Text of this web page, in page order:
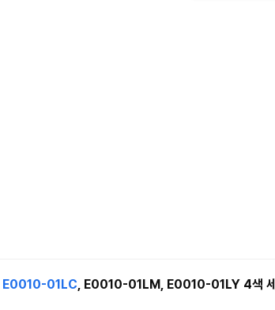
E0010-01LC, E0010-01LM, E0010-01LY 4색 세